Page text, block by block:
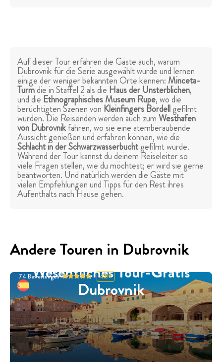
Auf dieser Tour erfahren die Gäste auch, warum
Dubrovnik für die Serie ausgewählt wurde und lernen
einige der weniger bekannten Orte kennen: Minceta-
Turmdie in Staffel 2 als die Haus der Unsterblichen,
und die Ethnographisches Museum Rupe, wo die
berüchtigten Szenen von Kleinfingers Bordellgefilmt
wurden. Die Reisenden werden auch zumWesthafen
von Dubrovnikfahren, wo sie eine atemberaubende
Aussicht genießen und erfahren können, wie die
Schlacht in der Schwarzwasserbuchtgefilmt wurde.
Während der Tour kannst du deinem Reiseleiter so
viele Fragen stellen, wie du möchtest; er wird sie gerne
beantworten. Und natürlich werden die Gäste mit
vielen Empfehlungen und Tipps für den Rest ihres
Aufenthalts nach Hause gehen.
Andere Touren in Dubrovnik
Wesentliches Tour-Gratis
Dubrovnik
74Bewertungen 4.89